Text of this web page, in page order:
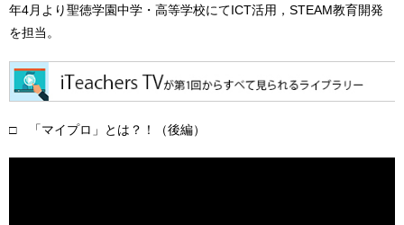
年4月より聖徳学園中学・高等学校にてICT活用，STEAM教育開発
を担当。
□ 「マイプロ」とは？！（後編）